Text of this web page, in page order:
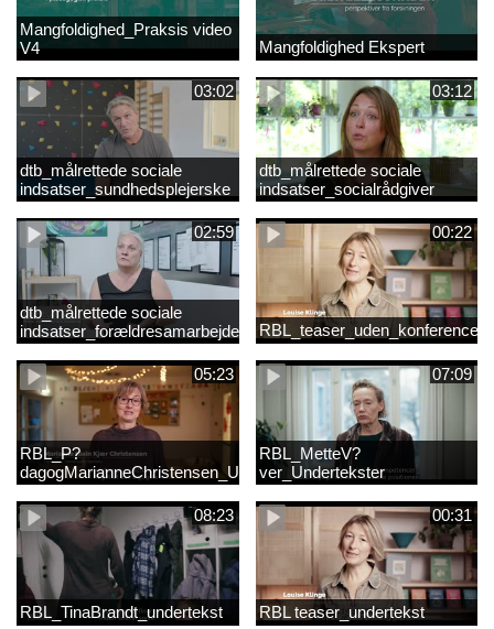
Mangfoldighed_Praksis video
V4
Mangfoldighed Ekspert
03:02
dtb_målrettede sociale
indsatser_sundhedsplejerske
(Original).mp4
03:12
dtb_målrettede sociale
indsatser_socialrådgiver
(Original).mp4
02:59
dtb_målrettede sociale
indsatser_forældresamarbejde
(Original).mp4
00:22
05:23
RBL_P?
dagogMarianneChristensen_Undertekst
07:09
RBL_MetteV?
ver_Undertekster
08:23
RBL_TinaBrandt_undertekst
00:31
RBL teaser_undertekst